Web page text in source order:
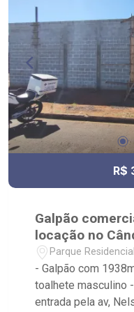
R$
Galpão
locação no
Parque
Preto/SP
- Galpão com
toalhete masculino - Vestiário - Galpões com 2
entrada pela av,